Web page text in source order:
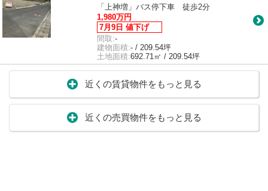
「上神増」バス停下車 徒歩2分
1,980万円
7月9日 値下げ
間取:-
建物面積:- / 209.54坪
土地面積:692.71㎡ / 209.54坪
近くの賃貸物件をもっと見る
近くの売買物件をもっと見る